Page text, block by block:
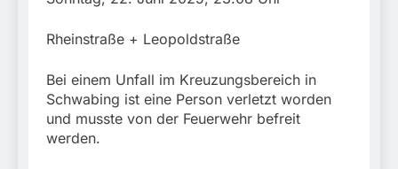
Bahnübergang in Aubing
/ Bundespolizei ermittelt
Eingriffs in den
Bahnverkehr
Rheinstraße + Leopoldstraße
Bei einem Unfall im Kreuzungsbereich in
Schwabing ist eine Person verletzt worden
und musste von der Feuerwehr befreit
werden.